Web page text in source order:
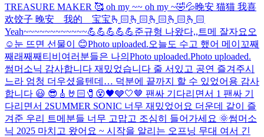
TREASURE MAKER 🥰 oh my ~~ oh my ~🤣💦晚安 猫猫 我喜
欢饺子 晚安 我的 宝宝🫰🏻🫰🏻🫰🏻🫰🏻🫰🏻
Yeah~~~~~~~~~~~~💪💪💪💪💪준규형 나왔다,, 트메 잘자요오
☺️ 눈 뜨면 선물이 😊Photo uploaded.오늘도 수고 했어 메이꼬째
째래째째티비 여러분들은 나의 Photo uploaded.Photo uploaded.
썸머소닉 감사합니다 재밌었습니다 줄 서있고 공연 즐겨주시
느라 엄청 더우셨을텐데… 덕분에 끝까지 할 수 있었어용 감사
합니다 😃 😎🎸🤘🏻🧷😵🖤🩶🤍🤎 팬싸 기다리면서 1 팬싸 기
다리면서 2SUMMER SONIC 너무 재밌었어요 더운데 같이 즐
겨준 우리 트메분들 너무 고맙고 조심히 들어가세요 🌞썸머소
닉 2025 마치고 왔어요 ~ 시작을 알리는 오프닝 무대 여서 긴